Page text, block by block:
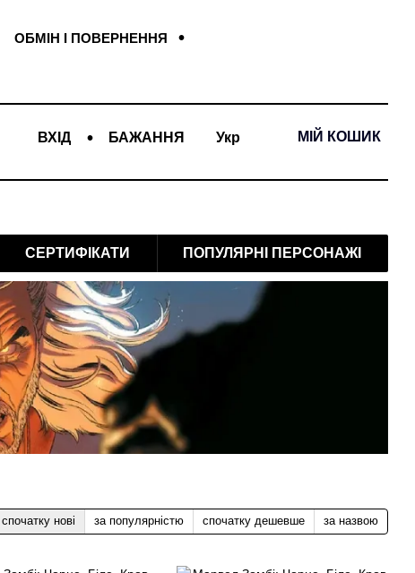
ОБМІН І ПОВЕРНЕННЯ
ВХІД БАЖАННЯ Укр МІЙ КОШИК
СЕРТИФІКАТИ ПОПУЛЯРНІ ПЕРСОНАЖІ
спочатку нові за популярністю спочатку дешевше за назвою